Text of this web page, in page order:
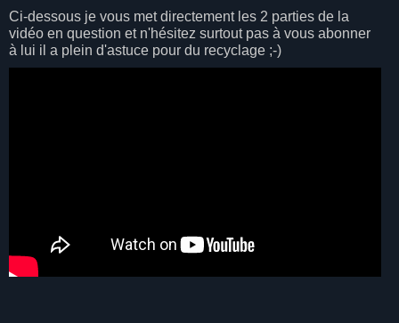
Ci-dessous je vous met directement les 2 parties de la
vidéo en question et n'hésitez surtout pas à vous abonner
à lui il a plein d'astuce pour du recyclage ;-)